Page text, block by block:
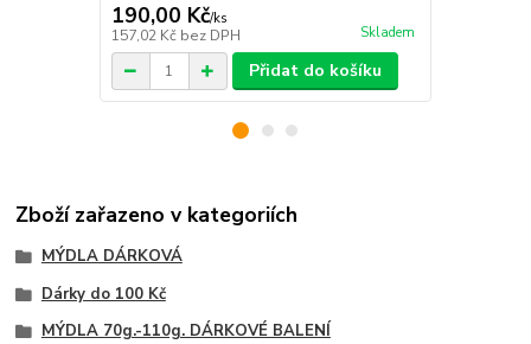
190,00 Kč/ks
157,02 Kč bez DPH Skladem
Přidat do košíku
Zboží zařazeno v kategoriích
MÝDLA DÁRKOVÁ
Dárky do 100 Kč
MÝDLA 70g.-110g. DÁRKOVÉ BALENÍ